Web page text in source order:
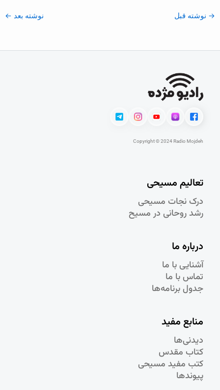
→ نوشته قبل نوشته بعد ←
Copyright © 2024 Radio Mojdeh
تعالیم مسیحی
درک نجات مسيحی
رشد روحانی در مسيح
درباره ما
آشنایی با ما
تماس با ما
جدول برنامه‌ها
منابع مفید
دیدنی‌ها
کتاب مقدس
کتب مفید مسیحی
پیوندها